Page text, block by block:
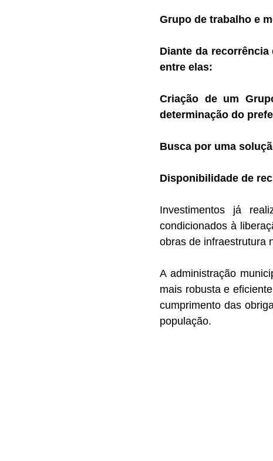
Grupo de trabalho e
Diante da
entre elas:
Criação de um
determinação do
Busca por uma
Disponibilidade de
Investimentos já
condicionados à
obras de infraestrutura
A administração
mais robusta e
cumprimento das
população.